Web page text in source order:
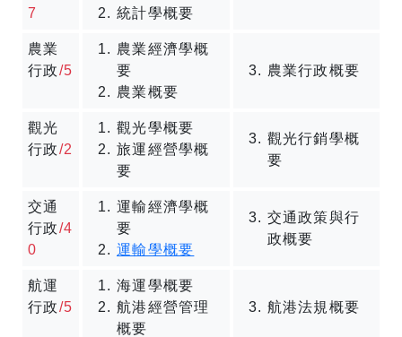
7
統計學概要
農業
行政/5
農業經濟學概
要
農業概要
農業行政概要
觀光
行政/2
觀光學概要
旅運經營學概
要
觀光行銷學概
要
交通
行政/4
0
運輸經濟學概
要
運輸學概要
交通政策與行
政概要
航運
行政/5
海運學概要
航港經營管理
概要
航港法規概要